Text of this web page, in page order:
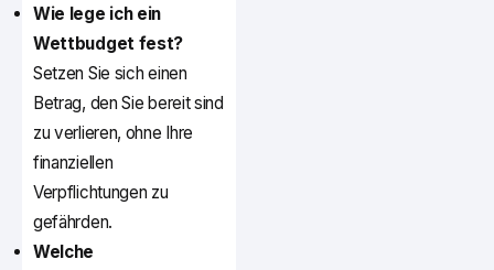
Wie lege ich ein
Wettbudget fest?
Setzen Sie sich einen
Betrag, den Sie bereit sind
zu verlieren, ohne Ihre
finanziellen
Verpflichtungen zu
gefährden.
Welche